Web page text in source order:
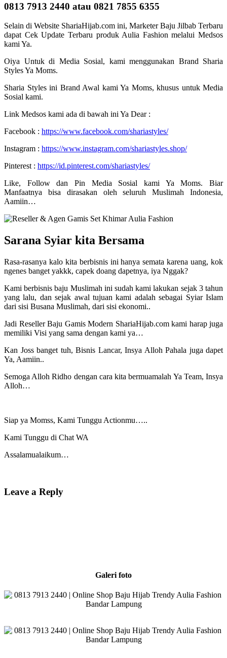
0813 7913 2440 atau 0821 7855 6355
Selain di Website ShariaHijab.com ini, Marketer Baju Jilbab Terbaru
dapat Cek Update Terbaru produk Aulia Fashion melalui Medsos
kami Ya.
Oiya Untuk di Media Sosial, kami menggunakan Brand Sharia
Styles Ya Moms.
Sharia Styles ini Brand Awal kami Ya Moms, khusus untuk Media
Sosial kami.
Link Medsos kami ada di bawah ini Ya Dear :
Facebook : https://www.facebook.com/shariastyles/
Instagram : https://www.instagram.com/shariastyles.shop/
Pinterest : https://id.pinterest.com/shariastyles/
Like, Follow dan Pin Media Sosial kami Ya Moms. Biar
Manfaatnya bisa dirasakan oleh seluruh Muslimah Indonesia,
Aamiin…
Sarana Syiar kita Bersama
Rasa-rasanya kalo kita berbisnis ini hanya semata karena uang, kok
ngenes banget yakkk, capek doang dapetnya, iya Nggak?
Kami berbisnis baju Muslimah ini sudah kami lakukan sejak 3 tahun
yang lalu, dan sejak awal tujuan kami adalah sebagai Syiar Islam
dari sisi Busana Muslimah, dari sisi ekonomi..
Jadi Reseller Baju Gamis Modern ShariaHijab.com kami harap juga
memiliki Visi yang sama dengan kami ya…
Kan Joss banget tuh, Bisnis Lancar, Insya Alloh Pahala juga dapet
Ya, Aamiin..
Semoga Alloh Ridho dengan cara kita bermuamalah Ya Team, Insya
Alloh…
Siap ya Momss, Kami Tunggu Actionmu…..
Kami Tunggu di Chat WA
Assalamualaikum…
Leave a Reply
Galeri foto